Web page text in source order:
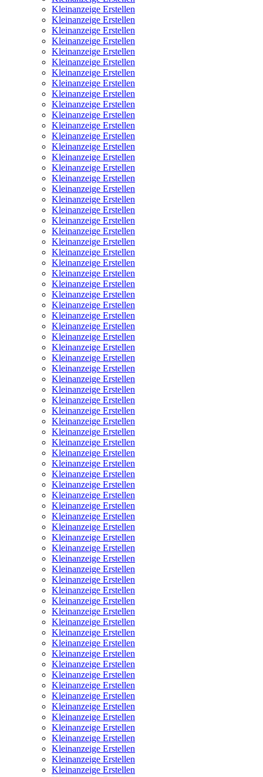
Kleinanzeige Erstellen
Kleinanzeige Erstellen
Kleinanzeige Erstellen
Kleinanzeige Erstellen
Kleinanzeige Erstellen
Kleinanzeige Erstellen
Kleinanzeige Erstellen
Kleinanzeige Erstellen
Kleinanzeige Erstellen
Kleinanzeige Erstellen
Kleinanzeige Erstellen
Kleinanzeige Erstellen
Kleinanzeige Erstellen
Kleinanzeige Erstellen
Kleinanzeige Erstellen
Kleinanzeige Erstellen
Kleinanzeige Erstellen
Kleinanzeige Erstellen
Kleinanzeige Erstellen
Kleinanzeige Erstellen
Kleinanzeige Erstellen
Kleinanzeige Erstellen
Kleinanzeige Erstellen
Kleinanzeige Erstellen
Kleinanzeige Erstellen
Kleinanzeige Erstellen
Kleinanzeige Erstellen
Kleinanzeige Erstellen
Kleinanzeige Erstellen
Kleinanzeige Erstellen
Kleinanzeige Erstellen
Kleinanzeige Erstellen
Kleinanzeige Erstellen
Kleinanzeige Erstellen
Kleinanzeige Erstellen
Kleinanzeige Erstellen
Kleinanzeige Erstellen
Kleinanzeige Erstellen
Kleinanzeige Erstellen
Kleinanzeige Erstellen
Kleinanzeige Erstellen
Kleinanzeige Erstellen
Kleinanzeige Erstellen
Kleinanzeige Erstellen
Kleinanzeige Erstellen
Kleinanzeige Erstellen
Kleinanzeige Erstellen
Kleinanzeige Erstellen
Kleinanzeige Erstellen
Kleinanzeige Erstellen
Kleinanzeige Erstellen
Kleinanzeige Erstellen
Kleinanzeige Erstellen
Kleinanzeige Erstellen
Kleinanzeige Erstellen
Kleinanzeige Erstellen
Kleinanzeige Erstellen
Kleinanzeige Erstellen
Kleinanzeige Erstellen
Kleinanzeige Erstellen
Kleinanzeige Erstellen
Kleinanzeige Erstellen
Kleinanzeige Erstellen
Kleinanzeige Erstellen
Kleinanzeige Erstellen
Kleinanzeige Erstellen
Kleinanzeige Erstellen
Kleinanzeige Erstellen
Kleinanzeige Erstellen
Kleinanzeige Erstellen
Kleinanzeige Erstellen
Kleinanzeige Erstellen
Kleinanzeige Erstellen